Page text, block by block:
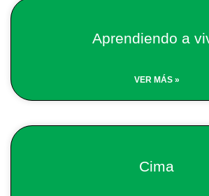
Aprendiendo a
VER MÁS »
Cima